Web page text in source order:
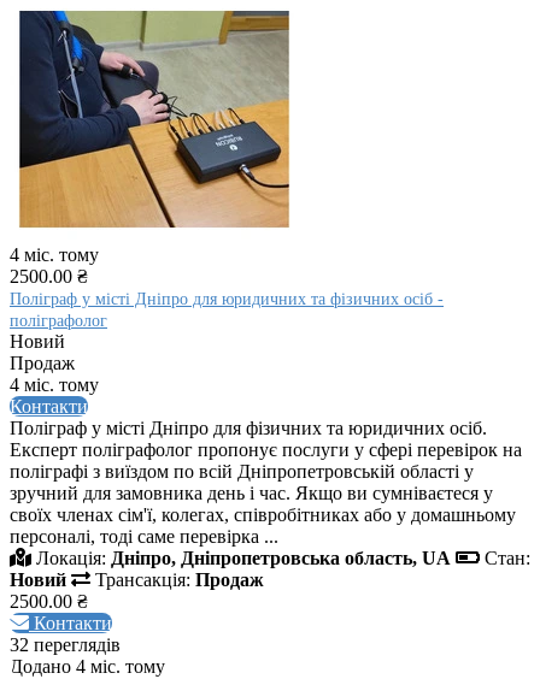
4 міс. тому
2500.00 ₴
Поліграф у місті Дніпро для юридичних та фізичних осіб -
поліграфолог
Новий
Продаж
4 міс. тому
Контакти
Поліграф у місті Дніпро для фізичних та юридичних осіб.
Експерт поліграфолог пропонує послуги у сфері перевірок на
поліграфі з виїздом по всій Дніпропетровській області у
зручний для замовника день і час. Якщо ви сумніваєтеся у
своїх членах сім'ї, колегах, співробітниках або у домашньому
персоналі, тоді саме перевірка ...
Локація: Дніпро, Дніпропетровська область, UA
Стан:
Новий
Трансакція: Продаж
2500.00 ₴
Контакти
32 переглядів
Додано 4 міс. тому